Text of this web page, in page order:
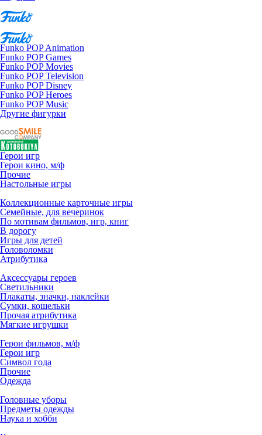
Funko POP Animation
Funko POP Games
Funko POP Movies
Funko POP Television
Funko POP Disney
Funko POP Heroes
Funko POP Music
Другие фигурки
Герои игр
Герои кино, м/ф
Прочие
Настольные игры
Коллекционные карточные игры
Семейные, для вечеринок
По мотивам фильмов, игр, книг
В дорогу
Игры для детей
Головоломки
Атрибутика
Аксессуары героев
Светильники
Плакаты, значки, наклейки
Сумки, кошельки
Прочая атрибутика
Мягкие игрушки
Герои фильмов, м/ф
Герои игр
Символ года
Прочие
Одежда
Головные уборы
Предметы одежды
Наука и хобби